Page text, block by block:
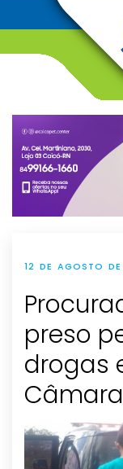
12 DE AGOSTO
preso
drogas